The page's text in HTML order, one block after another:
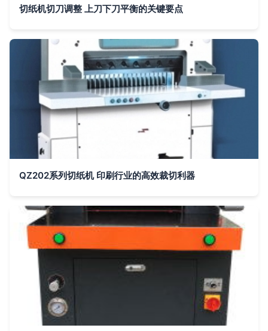
切纸机切刀调整 上刀下刀平衡的关键要点
QZ202系列切纸机 印刷行业的高效裁切利器